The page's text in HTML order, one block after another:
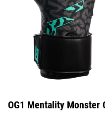
OG1 Mentality Monster